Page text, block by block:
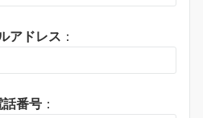
アドレス ：
話番号 ：